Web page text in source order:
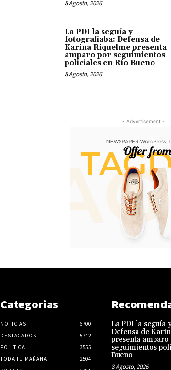
8 Agosto, 2026
La PDI la seguía y
fotografiaba: Defensa de
Karina Riquelme presenta
amparo por seguimientos
policiales en Río Bueno
8 Agosto, 2026
- Advertisement -
Categorias
NOTICIAS
6700
DESTACADOS
5742
POLITICA
3555
TODA TU MAÑANA
2504
La PDI la seguía
Defensa de
presenta amparo
seguimientos
Bueno
8 Agosto, 2026